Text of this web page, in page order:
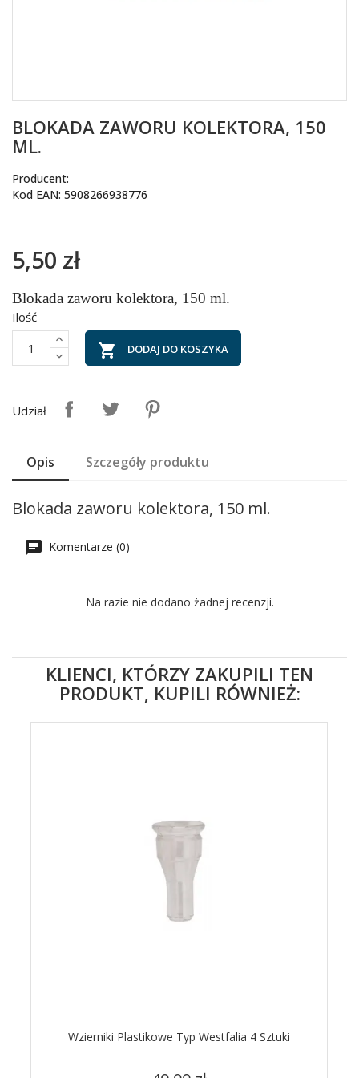
BLOKADA ZAWORU KOLEKTORA, 150
ML.
Producent:
Kod EAN: 5908266938776
5,50 zł
Blokada zaworu kolektora, 150 ml.
Ilość
 DODAJ DO KOSZYKA
Udział
Opis Szczegóły produktu
Blokada zaworu kolektora, 150 ml.
Komentarze (0)
Na razie nie dodano żadnej recenzji.
KLIENCI, KTÓRZY ZAKUPILI TEN
PRODUKT, KUPILI RÓWNIEŻ:
Wzierniki Plastikowe Typ Westfalia 4 Sztuki